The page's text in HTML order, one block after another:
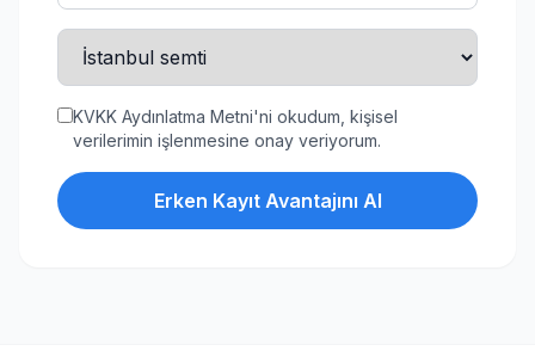
KVKK Aydınlatma Metni'ni okudum, kişisel
verilerimin işlenmesine onay veriyorum.
Erken Kayıt Avantajını Al